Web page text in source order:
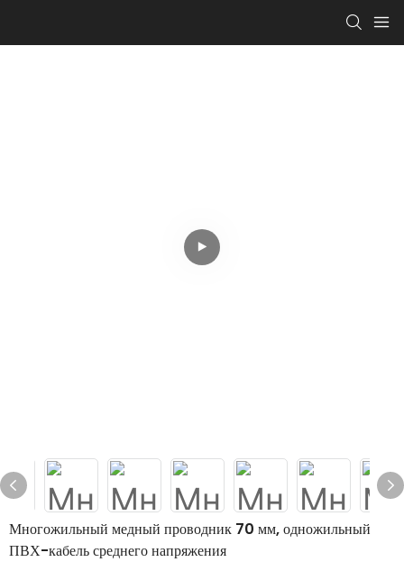
Многожильный медный проводник 70 мм, одножильный
ПВХ-кабель среднего напряжения